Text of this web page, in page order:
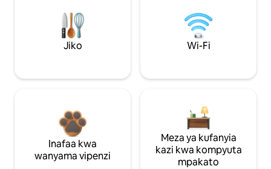
Jiko Wi-Fi
Inafaa kwa
wanyama vipenzi
Meza ya kufanyia
kazi kwa kompyuta
mpakato